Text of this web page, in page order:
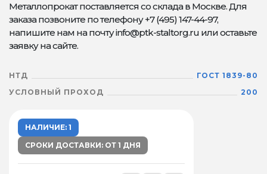
Металлопрокат поставляется со склада в Москве. Для
заказа позвоните по телефону +7 (495) 147-44-97,
напишите нам на почту info@ptk-staltorg.ru или оставьте
заявку на сайте.
НТД
ГОСТ 1839-80
УСЛОВНЫЙ ПРОХОД
200
НАЛИЧИЕ: 1
СРОКИ ДОСТАВКИ: ОТ 1 ДНЯ